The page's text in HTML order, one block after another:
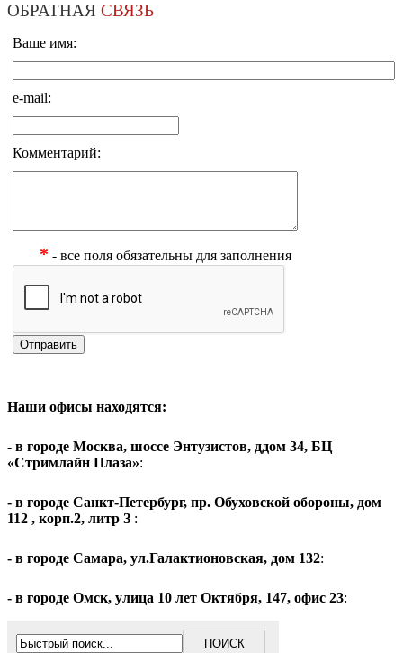
ОБРАТНАЯ СВЯЗЬ
Ваше имя:
e-mail:
Комментарий:
* - все поля обязательны для заполнения
Наши офисы находятся:
- в городе Москва, шоссе Энтузистов, ддом 34, БЦ
«Стримлайн Плаза»:
- в городе Санкт-Петербург, пр. Обуховской обороны, дом
112 , корп.2, литр З :
- в городе Самара, ул.Галактионовская, дом 132:
- в городе Омск, улица 10 лет Октября, 147, офис 23: